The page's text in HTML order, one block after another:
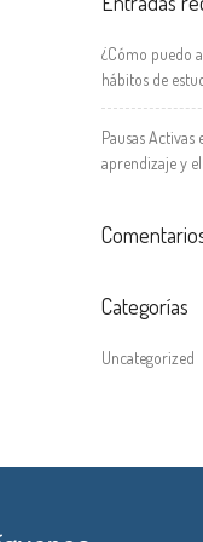
¿Cómo puedo
hábitos de
Pausas Activas
aprendizaje y
Categorías
Uncategorized